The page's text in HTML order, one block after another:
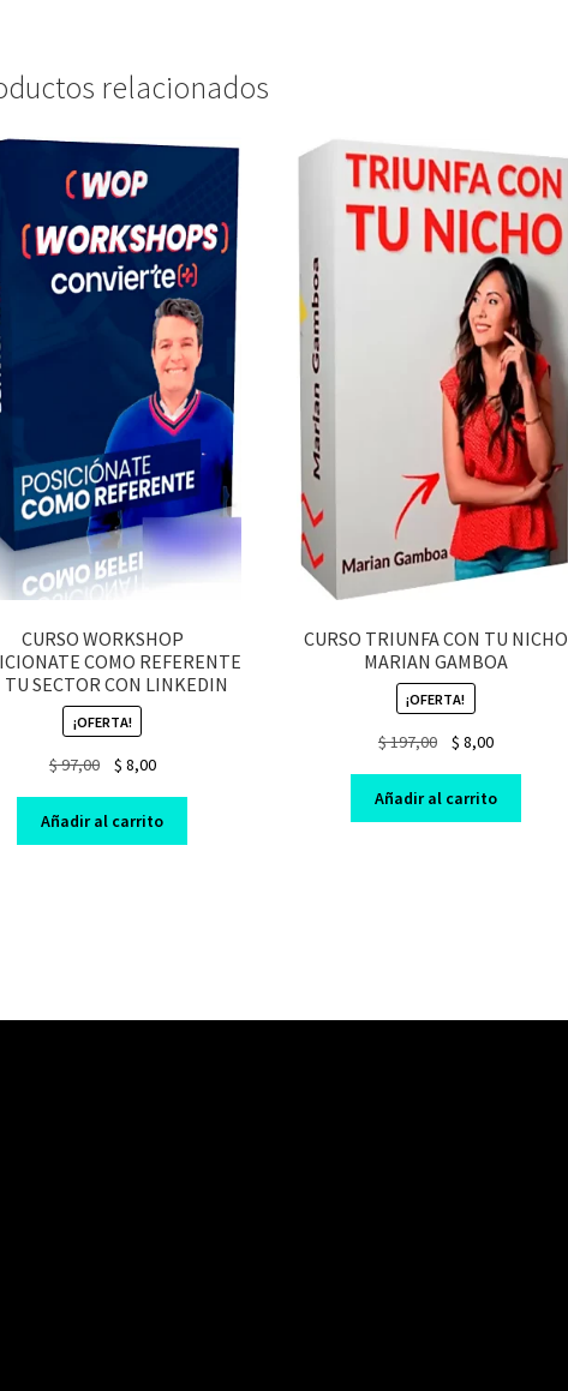
relacionados
CURSO WORKSHOP
COMO REFERENTE
TU SECTOR CON LINKEDIN
¡OFERTA!
$97,00
Original
was:
$ 97,00.
$ 8,00Current
is:
$ 8,00.
Añadir al carrito
CURSO TRIUNFA CON TU NICHO
MARIAN GAMBOA
¡OFERTA!
$197,00
Original
was:
$ 197,00.
$ 8,00Current
is:
$ 8,00.
Añadir al carrito